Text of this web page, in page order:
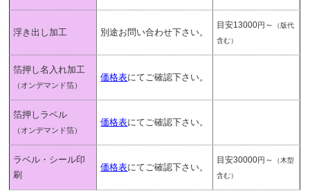
浮き出し加工 別途お問い合わせ下さい。
目安13000円 ～
（版代
含む）
箔押し名入れ加工
（オンデマンド箔）
価格表にてご確認下さい。
箔押しラベル
（オンデマンド箔）
価格表にてご確認下さい。
ラベル・シール印
刷
価格表にてご確認下さい。
目安30000円 ～
（木型
含む）